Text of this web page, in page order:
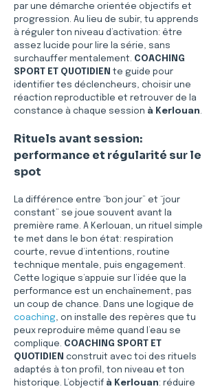
par une démarche orientée objectifs et
progression. Au lieu de subir, tu apprends
à réguler ton niveau d’activation: être
assez lucide pour lire la série, sans
surchauffer mentalement. COACHING
SPORT ET QUOTIDIEN te guide pour
identifier tes déclencheurs, choisir une
réaction reproductible et retrouver de la
constance à chaque session à Kerlouan.
Rituels avant session:
performance et régularité sur le
spot
La différence entre “bon jour” et “jour
constant” se joue souvent avant la
première rame. A Kerlouan, un rituel simple
te met dans le bon état: respiration
courte, revue d’intentions, routine
technique mentale, puis engagement.
Cette logique s’appuie sur l’idée que la
performance est un enchaînement, pas
un coup de chance. Dans une logique de
coaching, on installe des repères que tu
peux reproduire même quand l’eau se
complique. COACHING SPORT ET
QUOTIDIEN construit avec toi des rituels
adaptés à ton profil, ton niveau et ton
historique. L’objectif à Kerlouan: réduire